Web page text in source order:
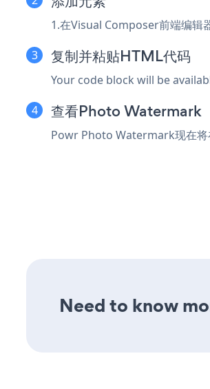
1.在Visual Composer前端编辑
复制并粘贴HTML代码
Your code block will be
查看Photo Watermark
Powr Photo Watermark现在将
Need to know